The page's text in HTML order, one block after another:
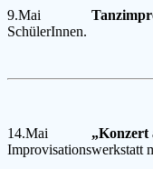
9.Mai
SchülerInnen.
14.Mai „Konzert
Improvisationswerkstatt